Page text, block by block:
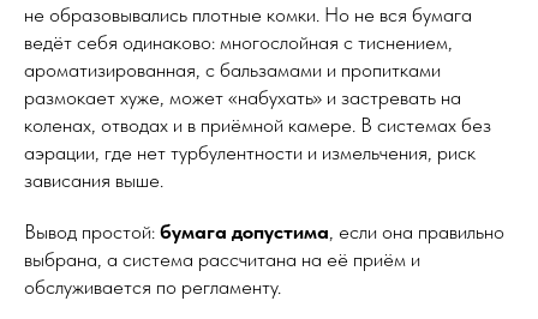
не образовывались плотные комки. Но не вся бумага
ведёт себя одинаково: многослойная с тиснением,
ароматизированная, с бальзамами и пропитками
размокает хуже, может «набухать» и застревать на
коленах, отводах и в приёмной камере. В системах без
аэрации, где нет турбулентности и измельчения, риск
зависания выше.
Вывод простой: бумага допустима, если она правильно
выбрана, а система рассчитана на её приём и
обслуживается по регламенту.